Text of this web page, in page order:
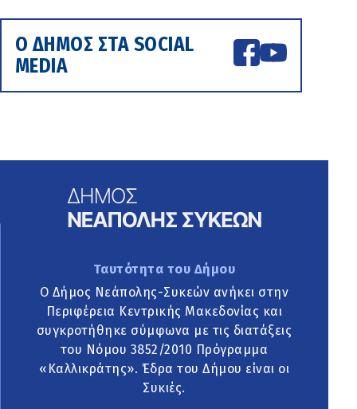
Ο ΔΗΜΟΣ ΣΤΑ SOCIAL
MEDIA
Ταυτότητα του Δήμου
Ο Δήμος Νεάπολης-Συκεών ανήκει στην
Περιφέρεια Κεντρικής Μακεδονίας και
συγκροτήθηκε σύμφωνα με τις διατάξεις
του Νόμου 3852/2010 Πρόγραμμα
«Καλλικράτης». Έδρα του Δήμου είναι οι
Συκιές.